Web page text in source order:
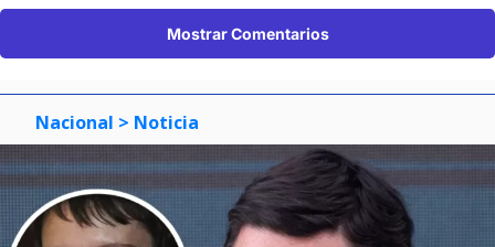
Mostrar Comentarios
Nacional > Noticia